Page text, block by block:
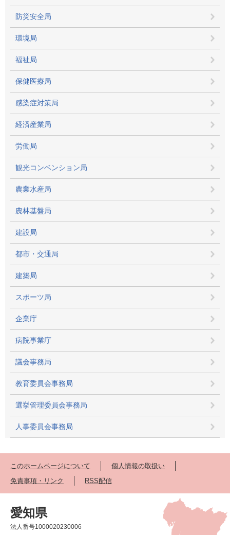
防災安全局
環境局
福祉局
保健医療局
感染症対策局
経済産業局
労働局
観光コンベンション局
農業水産局
農林基盤局
建設局
都市・交通局
建築局
スポーツ局
企業庁
病院事業庁
議会事務局
教育委員会事務局
選挙管理委員会事務局
人事委員会事務局
このホームページについて
個人情報の取扱い
免責事項・リンク
RSS配信
愛知県
法人番号1000020230006